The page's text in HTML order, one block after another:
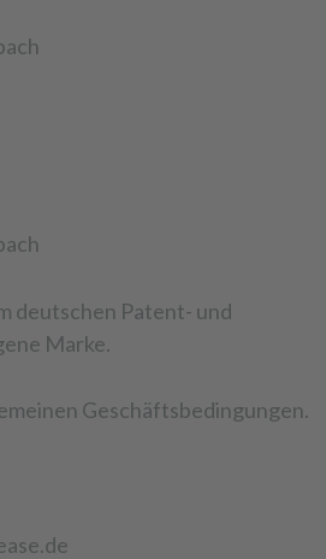
deutschen Patent- und
Marke.
Geschäftsbedingungen.